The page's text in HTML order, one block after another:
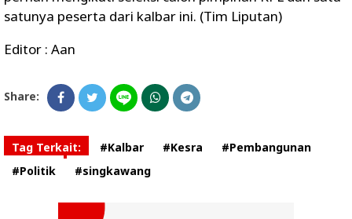
satunya peserta dari kalbar ini. (Tim Liputan)
Editor : Aan
Share:
Tag Terkait: #Kalbar #Kesra
#Pembangunan
#Politik
#singkawang